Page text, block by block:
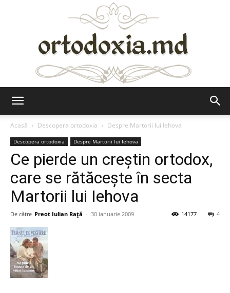
Acasă
Descopera ortodoxia Despre Martorii lui Iehova
Descopera ortodoxia Despre Martorii lui Iehova
Ce pierde un creştin ortodox,
care se rătăceşte în secta
Martorii lui Iehova
De către Preot Iulian Raţă - 30 ianuarie 2009 4
14177